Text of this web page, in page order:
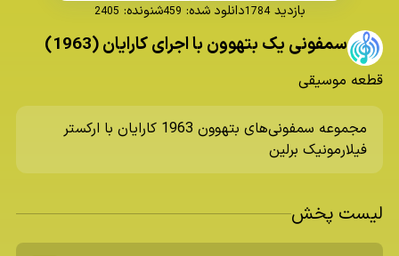
بازدید 1784دانلود شده: 459شنونده: 2405
سمفونی یک بتهوون با اجرای کارایان (1963)
قطعه موسیقی
مجموعه سمفونی‌های بتهوون 1963 کارایان با ارکستر
فیلارمونیک برلین
لیست پخش